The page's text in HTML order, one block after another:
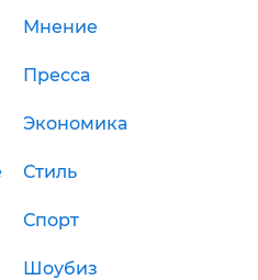
Мнение
Пресса
Экономика
Стиль
Спорт
Шоубиз